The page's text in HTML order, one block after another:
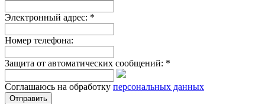
Электронный адрес: *
Номер телефона:
Защита от автоматических сообщений: *
Соглашаюсь на обработку персональных данных